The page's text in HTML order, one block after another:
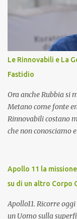
complessive
dettaglio
accumulo di energia,
ottimizzare il
implicazioni che il
sull'affidabilità
Come Funziona? Il
Le Rinnovabili e La
Fastidio
Ora anche Rubbia si
Metano come fonte
Rinnovabili costano
che non conosciamo
quanto trattasi di
ottenuto il Premio
Vita della
di ricerca
Apollo 11 la
su di un altro Corpo
Apollo11. Ricorre
un Uomo sulla